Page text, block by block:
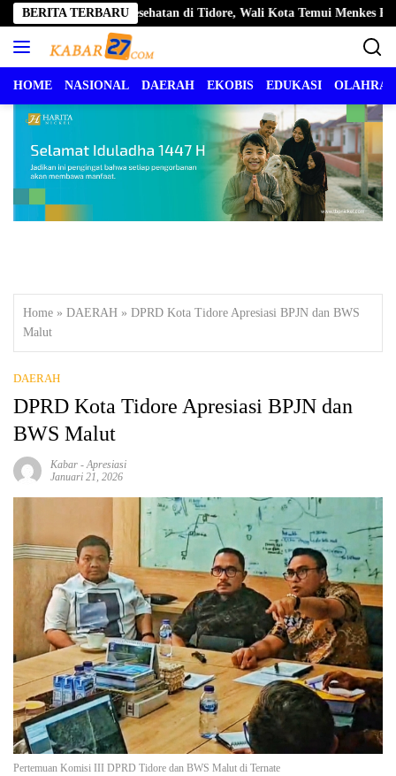
Langsung
ke
konten
BERITA TERBARU
Pelayanan Kesehatan di Tidore, Wali Kota Temui Menkes RI
HOME NASIONAL DAERAH EKOBIS EDUKASI
Home » DAERAH » DPRD Kota Tidore Apresiasi BPJN dan BWS
Malut
DAERAH
DPRD Kota Tidore Apresiasi BPJN dan
BWS Malut
Kabar -Apresiasi
Januari 21, 2026
Pertemuan Komisi III DPRD Tidore dan BWS Malut di Ternate